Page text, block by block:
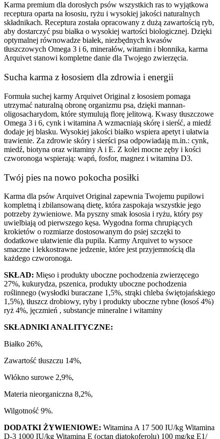
Karma premium dla dorosłych psów wszystkich ras to wyjątkowa
receptura oparta na łososiu, ryżu i wysokiej jakości naturalnych
składnikach. Receptura została opracowany z dużą zawartością ryb,
aby dostarczyć psu białka o wysokiej wartości biologicznej. Dzięki
optymalnej równowadze białek, niezbędnych kwasów
tłuszczowych Omega 3 i 6, minerałów, witamin i błonnika, karma
Arquivet stanowi kompletne danie dla Twojego zwierzęcia.
Sucha karma z łososiem dla zdrowia i energii
Formuła suchej karmy Arquivet Original z łososiem pomaga
utrzymać naturalną obronę organizmu psa, dzięki mannan-
oligosacharydom, które stymulują florę jelitową. Kwasy tłuszczowe
Omega 3 i 6, cynk i witamina A wzmacniają skórę i sierść, a miedź
dodaje jej blasku. Wysokiej jakości białko wspiera apetyt i ułatwia
trawienie. Za zdrowie skóry i sierści psa odpowiadają m.in.: cynk,
miedź, biotyna oraz witaminy A i E. Z kolei mocne zęby i kości
czworonoga wspierają: wapń, fosfor, magnez i witamina D3.
Twój pies na nowo pokocha posiłki
Karma dla psów Arquivet Original zapewnia Twojemu pupilowi
kompletną i zbilansowaną dietę, która zaspokaja wszystkie jego
potrzeby żywieniowe. Ma pyszny smak łososia i ryżu, który psy
uwielbiają od pierwszego kęsa. Wygodna forma chrupiących
krokietów o rozmiarze dostosowanym do psiej szczęki to
dodatkowe ułatwienie dla pupila. Karmy Arquivet to wysoce
smaczne i lekkostrawne jedzenie, które jest przyjemnością dla
każdego czworonoga.
SKŁAD: Mięso i produkty uboczne pochodzenia zwierzęcego
27%, kukurydza, pszenica, produkty uboczne pochodzenia
roślinnego (wysłodki buraczane 1,5%, strąki chleba świętojańskiego
1,5%), tłuszcz drobiowy, ryby i produkty uboczne rybne (łosoś 4%)
ryż 4%, jęczmień , substancje mineralne i witaminy
SKŁADNIKI ANALITYCZNE:
Białko 26%,
Zawartość tłuszczu 14%,
Włókno surowe 2,9%,
Materia nieorganiczna 8,2%,
Wilgotność 9%.
DODATKI ŻYWIENIOWE: Witamina A 17 500 IU/kg Witamina
D-3 1000 IU/kg Witamina E (octan diatokoferolu) 100 mg/kg E1/